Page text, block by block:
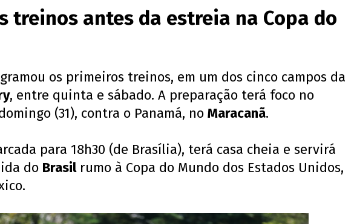
treinos antes da estreia na Copa do
os primeiros treinos, em um dos cinco campos da
, entre quinta e sábado. A preparação terá foco no
(31), contra o Panamá, no Maracanã.
para 18h30 (de Brasília), terá casa cheia e servirá
do Brasilrumo à Copa do Mundo dos Estados Unidos,